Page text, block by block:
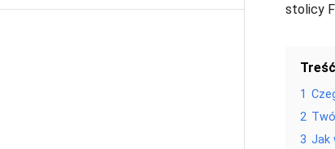
stolicy
Treść
1
2
3 Jak